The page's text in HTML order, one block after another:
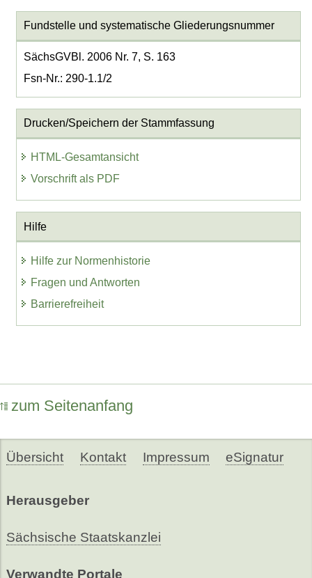
Fundstelle und systematische Gliederungsnummer
SächsGVBl. 2006 Nr. 7, S. 163
Fsn-Nr.: 290-1.1/2
Drucken/Speichern der Stammfassung
HTML-Gesamtansicht
Vorschrift als PDF
Hilfe
Hilfe zur Normenhistorie
Fragen und Antworten
Barrierefreiheit
zum Seitenanfang
Übersicht Kontakt Impressum eSignatur
Herausgeber
Sächsische Staatskanzlei
Verwandte Portale